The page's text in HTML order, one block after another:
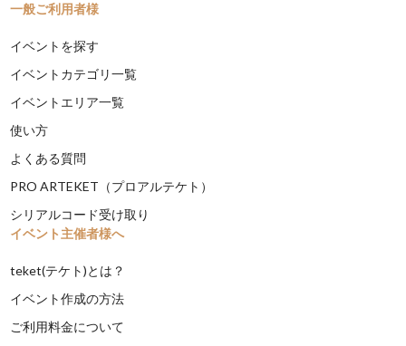
一般ご利用者様
イベントを探す
イベントカテゴリ一覧
イベントエリア一覧
使い方
よくある質問
PRO ARTEKET（プロアルテケト）
シリアルコード受け取り
イベント主催者様へ
teket(テケト)とは？
イベント作成の方法
ご利用料金について